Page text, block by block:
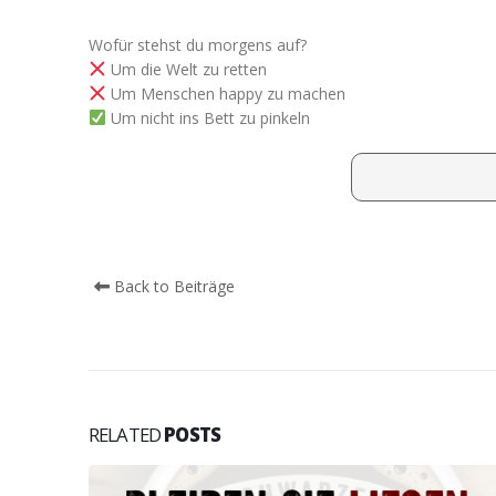
Wofür stehst du morgens auf?
Um die Welt zu retten
Um Menschen happy zu machen
Um nicht ins Bett zu pinkeln
Back to Beiträge
RELATEDPOSTS